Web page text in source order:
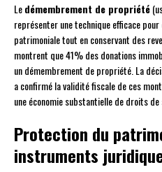
Ledémembrement de propriété
représenter une technique efficace
patrimoniale tout en conservant des
montrent que 41% des donations
un démembrement de propriété. La
a confirmé la validité fiscale de ces
une économie substantielle de droits de
Protection du
instruments